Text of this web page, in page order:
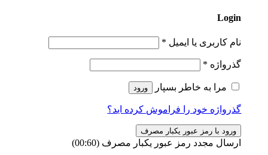
Login
نام کاربری یا ایمیل *
گذرواژه *
مرا به خاطر بسپار ورود
گذرواژه خود را فراموش کرده اید؟
ورود با رمز عبور یکبار مصرف
ارسال مجدد رمز عبور یکبار مصرف (00:
60
)